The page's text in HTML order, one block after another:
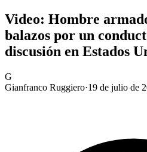
Video: Hombre
balazos por un
discusión en Estados
G
Gianfranco Ruggiero·19 de julio de